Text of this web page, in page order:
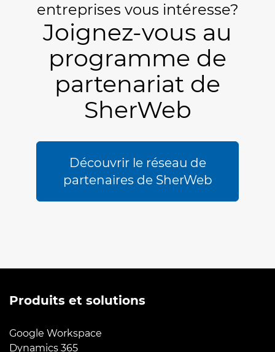
entreprises vous intéresse?
Joignez-vous au
programme de
partenariat de
SherWeb
Découvrir le réseau de
partenaires de SherWeb
Produits et solutions
Google Workspace
Dynamics 365